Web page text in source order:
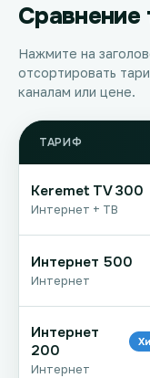
Нажмите на
отсортировать
каналам или цене.
ТАРИФ
Keremet TV 300
Интернет + ТВ
Интернет 500
Интернет
Интернет
200
Интернет